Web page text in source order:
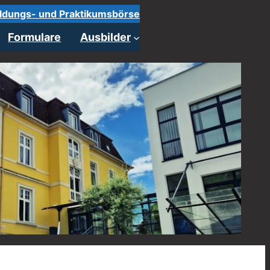
und Praktikumsbörse
Formulare Ausbilder